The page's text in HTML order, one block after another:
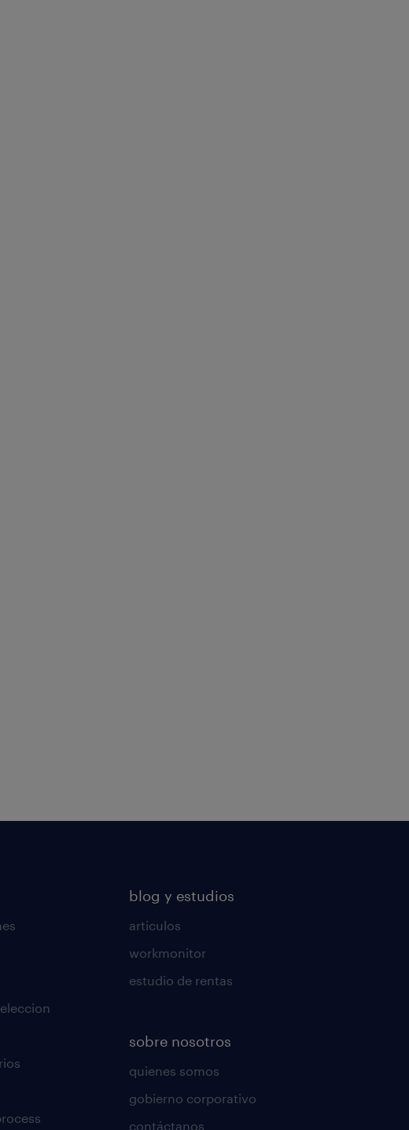
blog y estudios
articulos
workmonitor
estudio de rentas
sobre nosotros
quienes somos
gobierno corporativo
contáctanos